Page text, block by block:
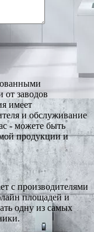
от заводов
имеет
и обслуживание
- можете быть
продукции и
с производителями
площадей и
одну из самых